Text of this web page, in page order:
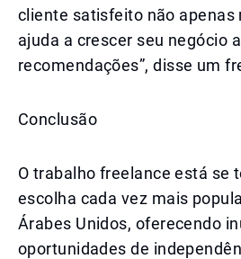
cliente satisfeito não apenas
ajuda a crescer seu negócio
recomendações”, disse um
Conclusão
O trabalho freelance está se
escolha cada vez mais
Árabes Unidos, oferecendo
oportunidades de